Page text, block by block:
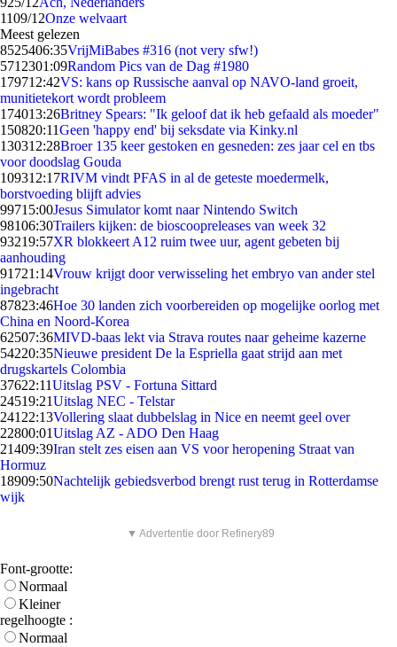
1109/12Onze welvaart
Meest gelezen
8525406:35VrijMiBabes #316 (not very sfw!)
5712301:09Random Pics van de Dag #1980
179712:42VS: kans op Russische aanval op NAVO-land groeit,
munitietekort wordt probleem
174013:26Britney Spears: "Ik geloof dat ik heb gefaald als moeder"
150820:11Geen 'happy end' bij seksdate via Kinky.nl
130312:28Broer 135 keer gestoken en gesneden: zes jaar cel en tbs
voor doodslag Gouda
109312:17RIVM vindt PFAS in al de geteste moedermelk,
borstvoeding blijft advies
99715:00Jesus Simulator komt naar Nintendo Switch
98106:30Trailers kijken: de bioscoopreleases van week 32
93219:57XR blokkeert A12 ruim twee uur, agent gebeten bij
aanhouding
91721:14Vrouw krijgt door verwisseling het embryo van ander stel
ingebracht
87823:46Hoe 30 landen zich voorbereiden op mogelijke oorlog met
China en Noord-Korea
62507:36MIVD-baas lekt via Strava routes naar geheime kazerne
54220:35Nieuwe president De la Espriella gaat strijd aan met
drugskartels Colombia
37622:11Uitslag PSV - Fortuna Sittard
24519:21Uitslag NEC - Telstar
241 22:13Vollering slaat dubbelslag in Nice en neemt geel over
22800:01Uitslag AZ - ADO Den Haag
21409:39Iran stelt zes eisen aan VS voor heropening Straat van
Hormuz
18909:50Nachtelijk gebiedsverbod brengt rust terug in Rotterdamse
wijk
▼ Advertentie door Refinery89
Font-grootte:
Normaal
Kleiner
regelhoogte :
Normaal